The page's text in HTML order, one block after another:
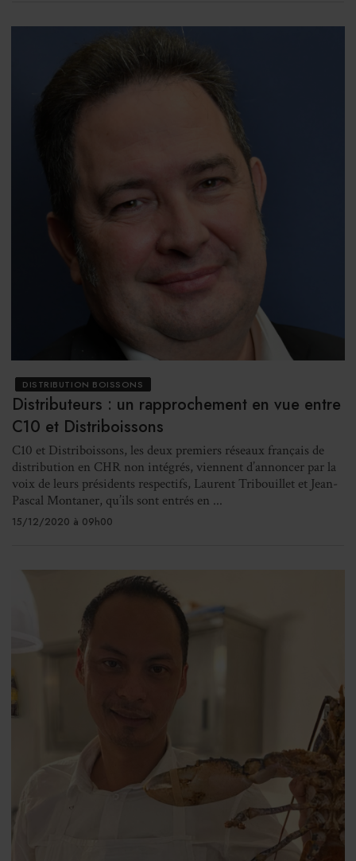
DISTRIBUTION BOISSONS
Distributeurs : un rapprochement en vue entre
C10 et Distriboissons
C10 et Distriboissons, les deux premiers réseaux français de
distribution en CHR non intégrés, viennent d’annoncer par la
voix de leurs présidents respectifs, Laurent Tribouillet et Jean-
Pascal Montaner, qu’ils sont entrés en ...
15/12/2020 à 09h00